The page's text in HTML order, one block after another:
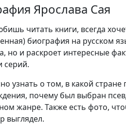
Ярослава Сая
читать книги, всегда
биография на русском
но и раскроет интересные
серий.
узнать о том, в какой
почему был выбран
жанре. Также есть фото,
выглядел.